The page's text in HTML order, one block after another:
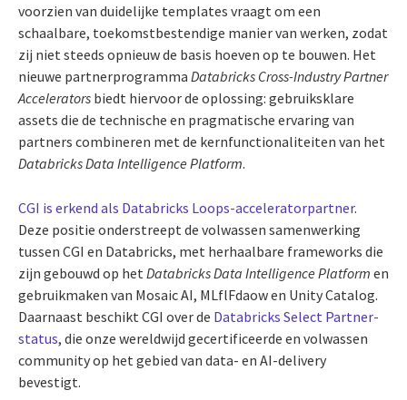
voorzien van duidelijke templates vraagt om een
schaalbare, toekomstbestendige manier van werken, zodat
zij niet steeds opnieuw de basis hoeven op te bouwen. Het
nieuwe partnerprogramma Databricks Cross-Industry Partner
Accelerators biedt hiervoor de oplossing: gebruiksklare
assets die de technische en pragmatische ervaring van
partners combineren met de kernfunctionaliteiten van het
Databricks Data Intelligence Platform.
CGI is erkend als Databricks Loops-acceleratorpartner.
Deze positie onderstreept de volwassen samenwerking
tussen CGI en Databricks, met herhaalbare frameworks die
zijn gebouwd op het Databricks Data Intelligence Platform en
gebruikmaken van Mosaic AI, MLflFdaow en Unity Catalog.
Daarnaast beschikt CGI over de Databricks Select Partner-
status, die onze wereldwijd gecertificeerde en volwassen
community op het gebied van data- en AI-delivery
bevestigt.